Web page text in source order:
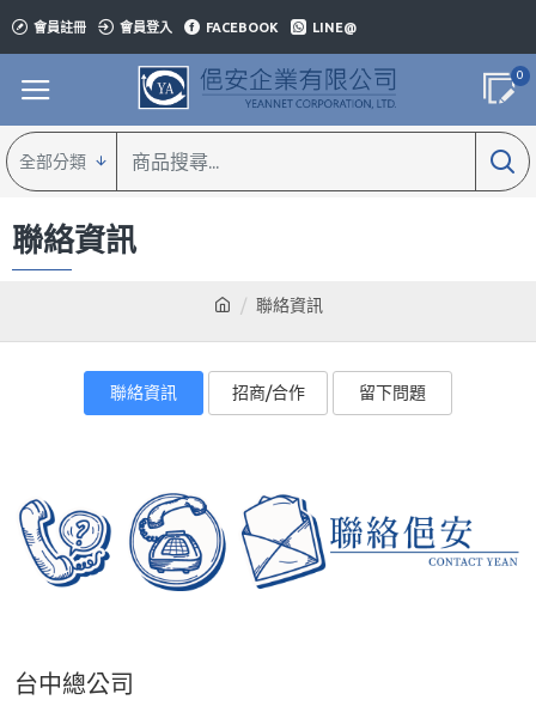
會員註冊 會員登入 FACEBOOK LINE@
0
全部分類
聯絡資訊
聯絡資訊
聯絡資訊 招商/合作 留下問題
台中總公司